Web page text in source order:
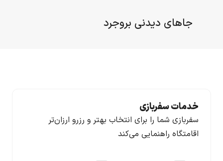
جاهای دیدنی بروجرد
خدمات سفربازی
سفربازی شما را برای انتخاب بهتر و رزرو ارزان‌تر
اقامتگاه راهنمایی می‌کند